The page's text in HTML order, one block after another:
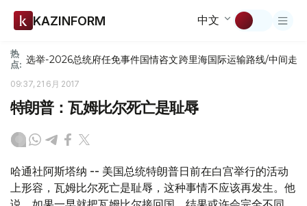
KAZINFORM 中文
热
点: 选举-2026总统府任免事件国情咨文跨里海国际运输路线/中间走廊
09:37, 21 6月 2017
特朗普：瓦姆比尔死亡是耻辱
哈通社阿斯塔纳 -- 美国总统特朗普日前在白宫举行的活动
上形容，瓦姆比尔死亡是耻辱，这种事情不应该再发生。他